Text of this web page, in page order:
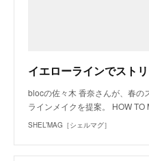
blocの佐々木 香奈さんが、春の
ラインメイクを提案。 HOW
SHEL’MAG［シェルマグ］